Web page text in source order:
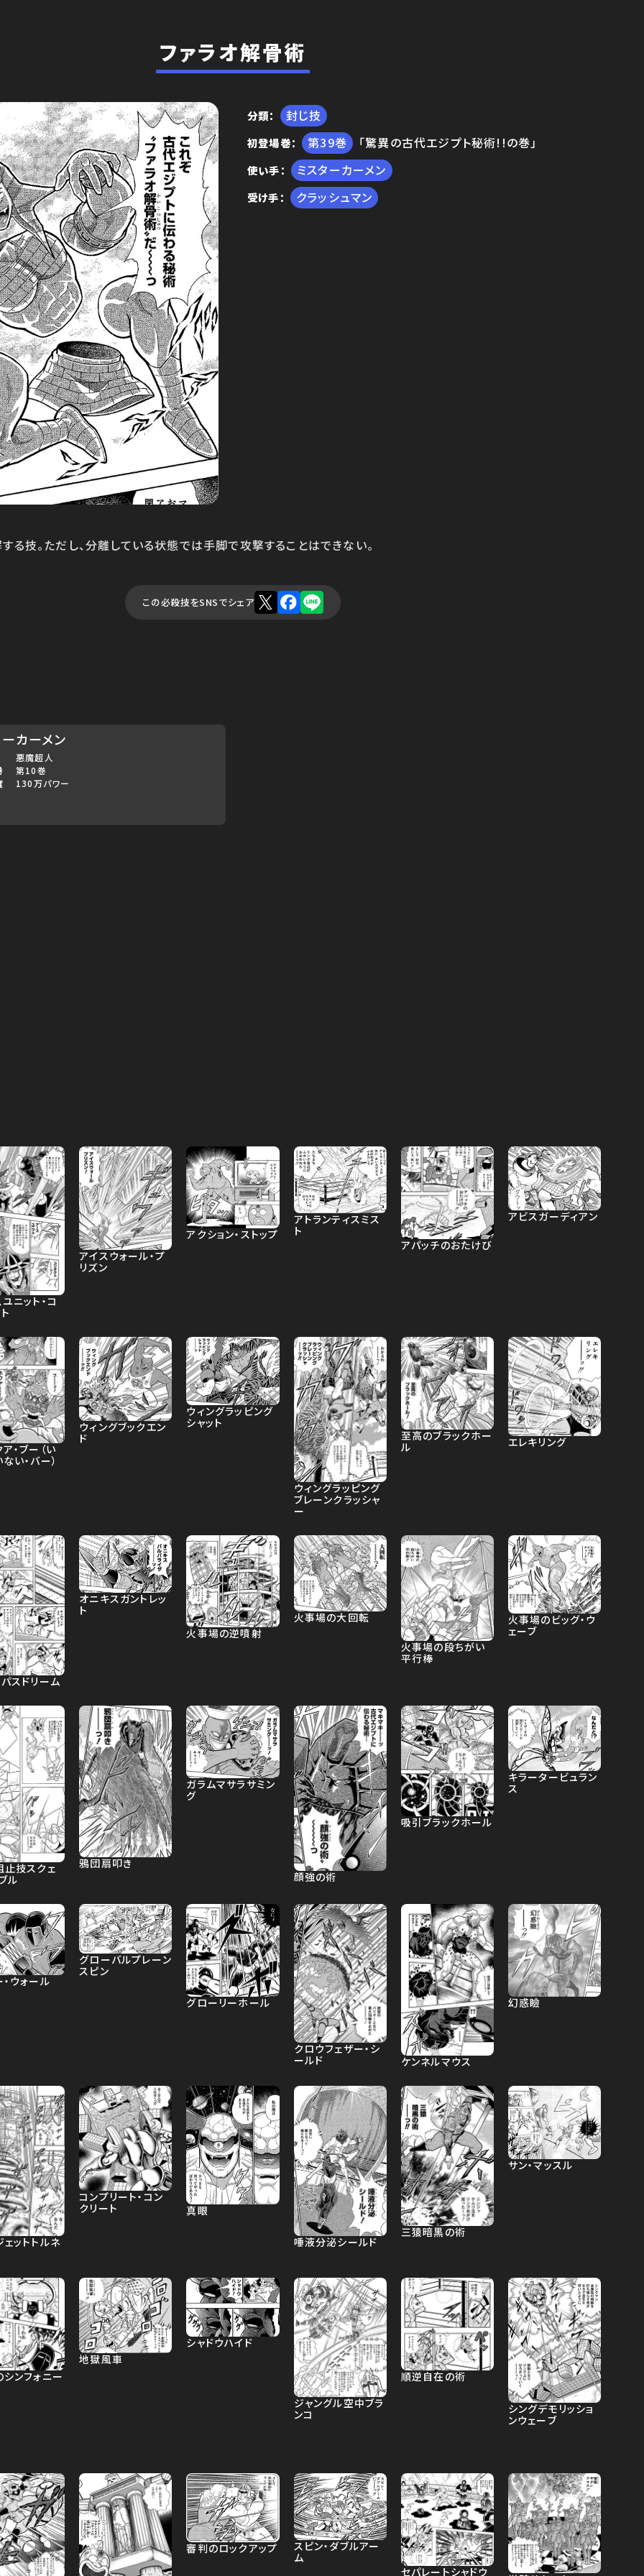
争奪編
ファラオ解骨術
分類 封じ技
初登場巻 39 「驚異の古代エジプト秘術!!の巻」
使い手 ミスターカーメン
受け手 クラッシュマン
る技。ただし、分離している状態では手脚で攻撃することはできない。
この必殺技をSNSでシェア
カーメン
悪魔超人
第10巻
130万パワー
ニット・コ
アイスウォール・プ
リズン
アクション・ストップ
アトランティスミス
ト
アパッチのおたけび
アビスガーディアン
・ブー（い
い・バー）
ウィングブックエン
ド
ウィングラッピング
シャット
ウィングラッピング
ブレーンクラッシャ
ー
至高のブラックホー
ル
エレキリング
スドリーム
オニキスガントレッ
ト
火事場の逆噴射
火事場の大回転
火事場の段ちがい
平行棒
火事場のビッグ・ウ
ェーブ
止技スクェ
ル
鴉団扇叩き
ガラムマサラサミン
グ
顔強の術
吸引ブラックホール
キラータービュラン
ス
ウォール
グローバルプレーン
スピン
グローリーホール
クロウフェザー・シ
ールド
ケンネルマウス
幻惑瞼
ットトルネ
コンプリート・コン
クリート
真眼
唾液分泌シールド
三猿暗黒の術
サン・マッスル
ンフォニー
地獄風車
シャドウハイド
ジャングル空中ブラ
ンコ
順逆自在の術
シングデモリッショ
ンウェーブ
審判のロックアップ
スピン・ダブルアー
ム
セパレートシャドウ